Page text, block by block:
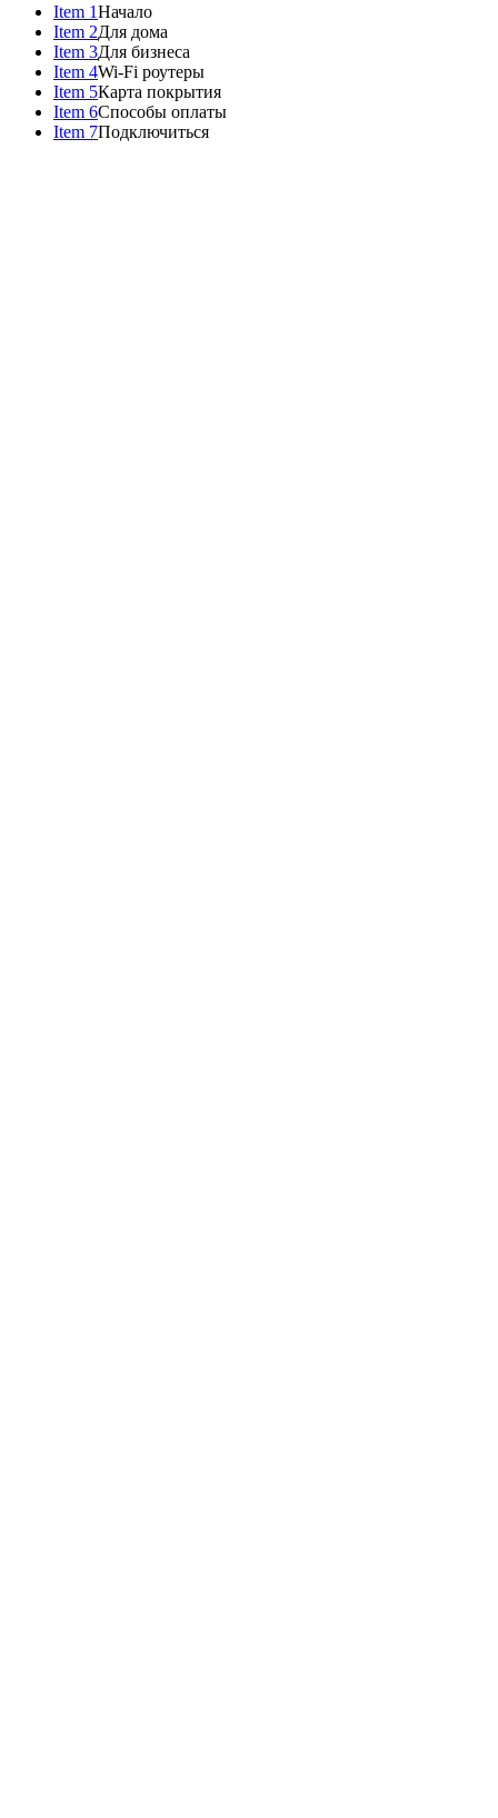
Item 1Начало
Item 2Для дома
Item 3Для бизнеса
Item 4Wi-Fi роутеры
Item 5Карта покрытия
Item 6Способы оплаты
Item 7Подключиться